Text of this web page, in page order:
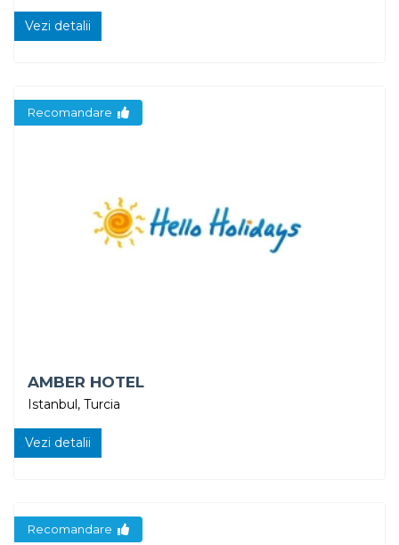
Vezi detalii
Recomandare
AMBER HOTEL
Istanbul, Turcia
Vezi detalii
Recomandare